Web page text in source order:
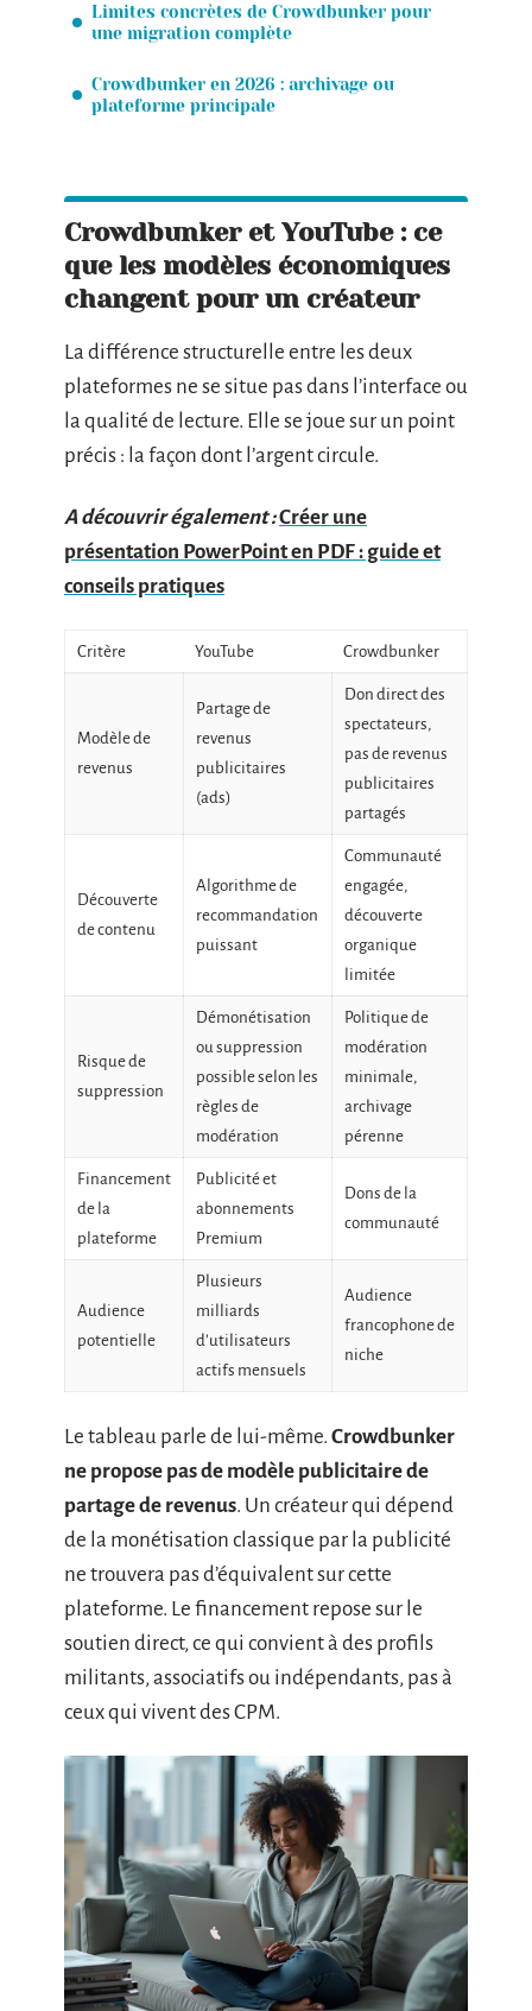
Limites concrètes de Crowdbunker pour
une migration complète
Crowdbunker en 2026 : archivage ou
plateforme principale
Crowdbunker et YouTube : ce
que les modèles économiques
changent pour un créateur
La différence structurelle entre les deux
plateformes ne se situe pas dans l’interface ou
la qualité de lecture. Elle se joue sur un point
précis : la façon dont l’argent circule.
A découvrir également :Créer une
présentation PowerPoint en PDF : guide et
conseils pratiques
Critère YouTube Crowdbunker
Modèle de
revenus
Partage de
revenus
publicitaires
(ads)
Don direct des
spectateurs,
pas de revenus
publicitaires
partagés
Découverte
de contenu
Algorithme de
recommandation
puissant
Communauté
engagée,
découverte
organique
limitée
Risque de
suppression
Démonétisation
ou suppression
possible selon les
règles de
modération
Politique de
modération
minimale,
archivage
pérenne
Financement
de la
plateforme
Publicité et
abonnements
Premium
Dons de la
communauté
Audience
potentielle
Plusieurs
milliards
d’utilisateurs
actifs mensuels
Audience
francophone de
niche
Le tableau parle de lui-même. Crowdbunker
ne propose pas de modèle publicitaire de
partage de revenus. Un créateur qui dépend
de la monétisation classique par la publicité
ne trouvera pas d’équivalent sur cette
plateforme. Le financement repose sur le
soutien direct, ce qui convient à des profils
militants, associatifs ou indépendants, pas à
ceux qui vivent des CPM.